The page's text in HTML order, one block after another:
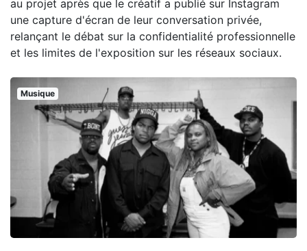
au projet après que le créatif a publié sur Instagram
une capture d'écran de leur conversation privée,
relançant le débat sur la confidentialité professionnelle
et les limites de l'exposition sur les réseaux sociaux.
Musique